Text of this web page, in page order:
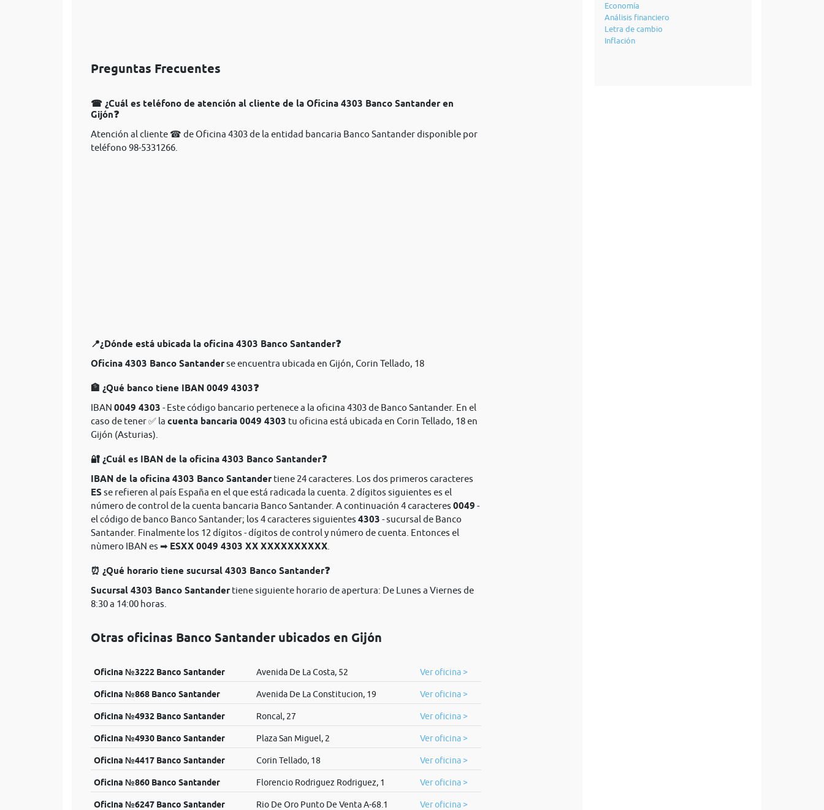
Preguntas Frecuentes
☎ ¿Cuál es teléfono de atención al cliente de la Oficina 4303 Banco Santander en
Gijón❓
Atención al cliente ☎ de Oficina 4303 de la entidad bancaria Banco Santander disponible por
teléfono 98-5331266.
📍¿Dónde está ubicada la oficina 4303 Banco Santander❓
Oficina 4303 Banco Santanderse encuentra ubicada en Gijón, Corin Tellado, 18
🏦 ¿Qué banco tiene IBAN 0049 4303❓
IBAN 0049 4303 - Este código bancario pertenece a la oficina 4303 de Banco Santander. En el
caso de tener ✅ la cuenta bancaria 0049 4303 tu oficina está ubicada en Corin Tellado, 18 en
Gijón (Asturias).
🔐 ¿Cuál es IBAN de la oficina 4303 Banco Santander❓
IBAN de la oficina 4303 Banco Santander tiene 24 caracteres. Los dos primeros caracteres
ES se refieren al país España en el que está radicada la cuenta. 2 dígitos siguientes es el
número de control de la cuenta bancaria Banco Santander. A continuación 4 caracteres 0049 -
el código de banco Banco Santander; los 4 caracteres siguientes 4303 - sucursal de Banco
Santander. Finalmente los 12 dígitos - dígitos de control y número de cuenta. Entonces el
nùmero IBAN es ➡ ESXX 0049 4303 XX XXXXXXXXXX
⏰ ¿Qué horario tiene sucursal 4303 Banco Santander❓
Sucursal 4303 Banco Santander tiene siguiente horario de apertura: De Lunes a Viernes de
8:30 a 14:00 horas.
Otras oficinas Banco Santander ubicados en Gijón
Oficina №3222 Banco Santander Avenida De La Costa, 52 Ver oficina >
Oficina №868 Banco Santander Avenida De La Constitucion, 19 Ver oficina >
Oficina №4932 Banco Santander Roncal, 27 Ver oficina >
Oficina №4930 Banco Santander Plaza San Miguel, 2 Ver oficina >
Oficina №4417 Banco Santander Corin Tellado, 18 Ver oficina >
Oficina №860 Banco Santander Florencio Rodriguez Rodriguez, 1 Ver oficina >
Oficina №6247 Banco Santander Rio De Oro Punto De Venta A-68.1 Ver oficina >
Economía
Análisis financiero
Letra de cambio
Inflación